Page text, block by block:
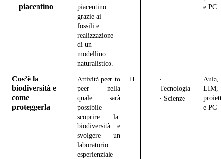
piacentino
piacentino
grazie ai
fossili e
realizzazione
di un
modellino
naturalistico.
e PC
Cos’è la
biodiversità e
come
proteggerla
Attività peer to
peer nella
quale sarà
possibile
scoprire la
biodiversità e
svolgere un
laboratorio
esperienziale
II
∙
Tecnologia
∙ Scienze
Aula,
LIM,
e PC